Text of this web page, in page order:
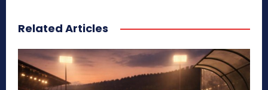
Related Articles